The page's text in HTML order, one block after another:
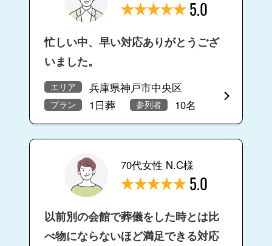
5.0
忙しい中、早い対応ありがとうござ
いました。
エリア 兵庫県神戸市中央区
プラン 1日葬 参列者 10名
70代女性 N.C様
5.0
以前別の会館で葬儀をした時とは比
べ物にならないほど満足できる対応